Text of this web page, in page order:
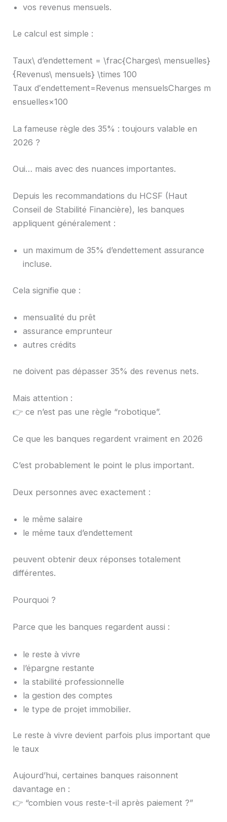
vos revenus mensuels.
Le calcul est simple :
Taux\ d’endettement = \frac{Charges\ mensuelles}
{Revenus\ mensuels} \times 100
Taux d′endettement=Revenus mensuelsCharges m
ensuelles​×100
La fameuse règle des 35% : toujours valable en
2026 ?
Oui… mais avec des nuances importantes.
Depuis les recommandations du HCSF (Haut
Conseil de Stabilité Financière), les banques
appliquent généralement :
un maximum de 35% d’endettement assurance
incluse.
Cela signifie que :
mensualité du prêt
assurance emprunteur
autres crédits
ne doivent pas dépasser 35% des revenus nets.
Mais attention :
👉 ce n’est pas une règle “robotique”.
Ce que les banques regardent vraiment en 2026
C’est probablement le point le plus important.
Deux personnes avec exactement :
le même salaire
le même taux d’endettement
peuvent obtenir deux réponses totalement
différentes.
Pourquoi ?
Parce que les banques regardent aussi :
le reste à vivre
l’épargne restante
la stabilité professionnelle
la gestion des comptes
le type de projet immobilier.
Le reste à vivre devient parfois plus important que
le taux
Aujourd’hui, certaines banques raisonnent
davantage en :
👉 “combien vous reste-t-il après paiement ?”